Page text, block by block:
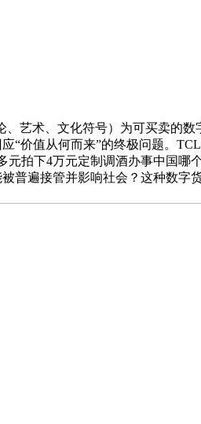
艺术、文化符号）为可买卖的数
“价值从何而来”的终极问题。
元拍下4万元定制调酒办事中国
普遍接管并影响社会？这种数